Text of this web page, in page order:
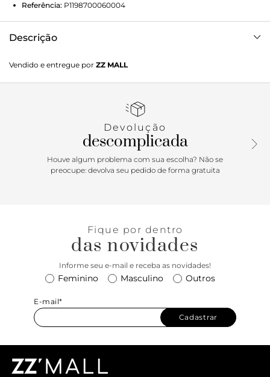
Referência: P1198700060004
Descrição
design elegante e construção leve, essa peça une conforto
e estilo em um modelo básico essencial. Perfeita para
dia com um toque de brilho sutil e sofisticação.
Vendido e entregue por ZZ MALL
Devolução
descomplicada
Houve algum problema com sua escolha? Não se
preocupe: devolva seu pedido de forma gratuita
Fique por dentro
das novidades
Informe seu e-mail e receba as novidades!
Feminino Masculino Outros
E-mail*
Cadastrar